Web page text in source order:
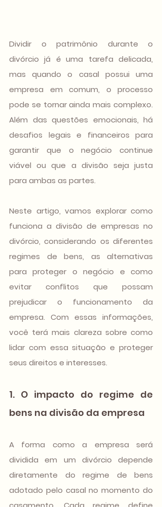
Dividir o patrimônio durante o
divórcio já é uma tarefa delicada,
mas quando o casal possui uma
empresa em comum, o processo
pode se tornar ainda mais complexo.
Além das questões emocionais, há
desafios legais e financeiros para
garantir que o negócio continue
viável ou que a divisão seja justa
para ambas as partes.
Neste artigo, vamos explorar como
funciona a divisão de empresas no
divórcio, considerando os diferentes
regimes de bens, as alternativas
para proteger o negócio e como
evitar conflitos que possam
prejudicar o funcionamento da
empresa. Com essas informações,
você terá mais clareza sobre como
lidar com essa situação e proteger
seus direitos e interesses.
1. O impacto do regime de
bens na divisão da empresa
A forma como a empresa será
dividida em um divórcio depende
diretamente do regime de bens
adotado pelo casal no momento do